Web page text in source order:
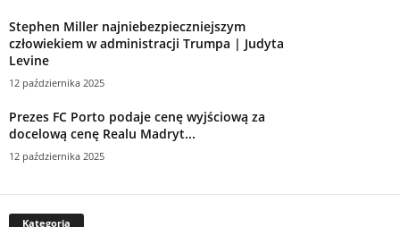
Stephen Miller najniebezpieczniejszym
człowiekiem w administracji Trumpa | Judyta
Levine
12 października 2025
Prezes FC Porto podaje cenę wyjściową za
docelową cenę Realu Madryt...
12 października 2025
Kategoria